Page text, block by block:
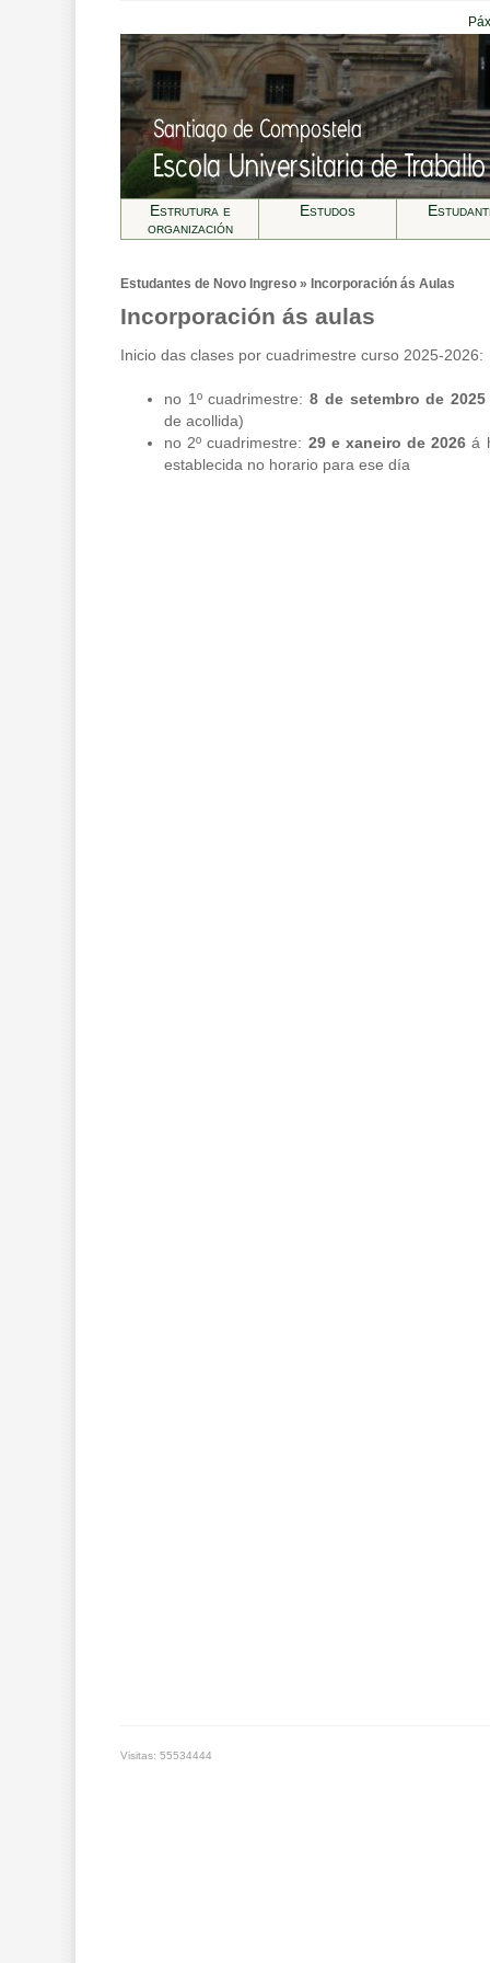
Estrutura e
organización
Estudos
Estudantes de Novo Ingreso » Incorporación ás Aulas
Incorporación ás aulas
Inicio das clases por cuadrimestre curso 2025-2026:
no 1º cuadrimestre:8 de setembro de 2025
de acollida)
no 2º cuadrimestre: 29 e xaneiro de 2026 á
establecida no horario para ese día
Visitas: 55534444